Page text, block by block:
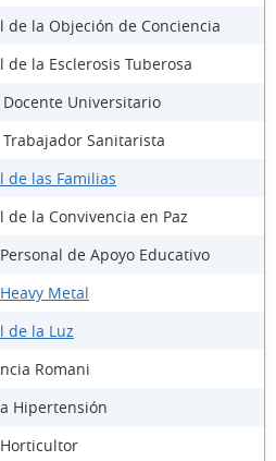
de la Objeción de Conciencia
la Esclerosis Tuberosa
Universitario
Sanitarista
de las Familias
la Convivencia en Paz
de Apoyo Educativo
Metal
de la Luz
Romani
Hipertensión